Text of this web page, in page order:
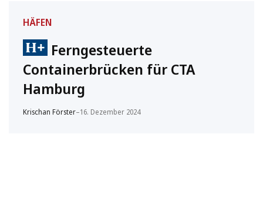
HÄFEN
Ferngesteuerte
Containerbrücken für CTA
Hamburg
Krischan Förster–16. Dezember 2024